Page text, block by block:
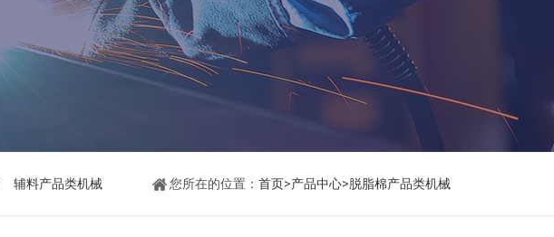
辅料产品类机械 您所在的位置： 首页>产品中心>脱脂棉产品类机械